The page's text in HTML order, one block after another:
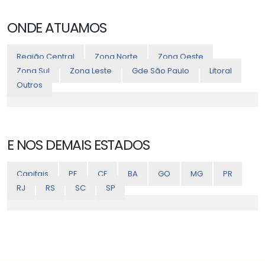
ONDE ATUAMOS
Região Central Zona Norte
Zona Oeste
Zona Sul
Zona Leste Gde São Paulo
Litoral
Outros
E NOS DEMAIS ESTADOS
Capitais PE CE BA GO MG
PR
RJ
RS SC SP